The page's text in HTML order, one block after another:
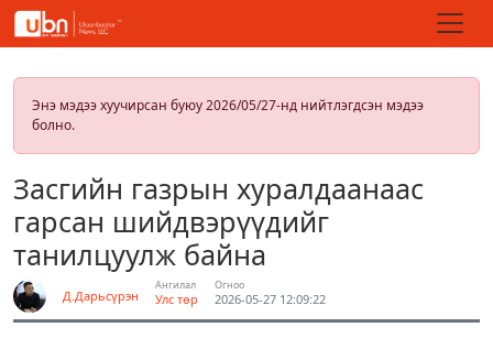
Энэ мэдээ хуучирсан буюу 2026/05/27-нд нийтлэгдсэн мэдээ
болно.
Засгийн газрын хуралдаанаас
гарсан шийдвэрүүдийг
танилцуулж байна
Д.Дарьсүрэн
Ангилал
Улс төр
Огноо
2026-05-27 12:09:22